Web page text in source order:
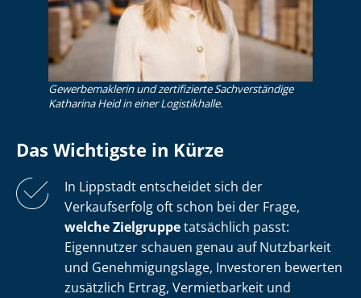
Gewerbemaklerin und zertifizierte Sachverständige
Katharina Heid in einer Logistikhalle.
Das Wichtigste in Kürze
In Lippstadt entscheidet sich der
Verkaufserfolg oft schon bei der Frage,
welche Zielgruppetatsächlich passt:
Eigennutzer schauen genau auf Nutzbarkeit
und Ge­neh­mi­gungs­la­ge, Investoren bewerten
zusätzlich Ertrag, Vermietbarkeit und